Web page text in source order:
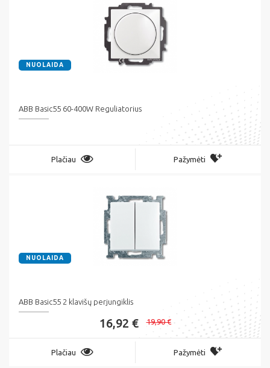
NUOLAIDA
ABB Basic55 60-400W Reguliatorius
Plačiau Pažymėti
NUOLAIDA
ABB Basic55 2 klavišų perjungiklis
16,92 € 19,90 €
Plačiau Pažymėti